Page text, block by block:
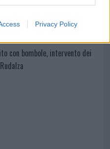
Privacy Policy
con bombole, intervento dei